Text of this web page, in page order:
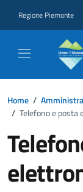
Regione Piemonte
Home /
/ Telefono e posta